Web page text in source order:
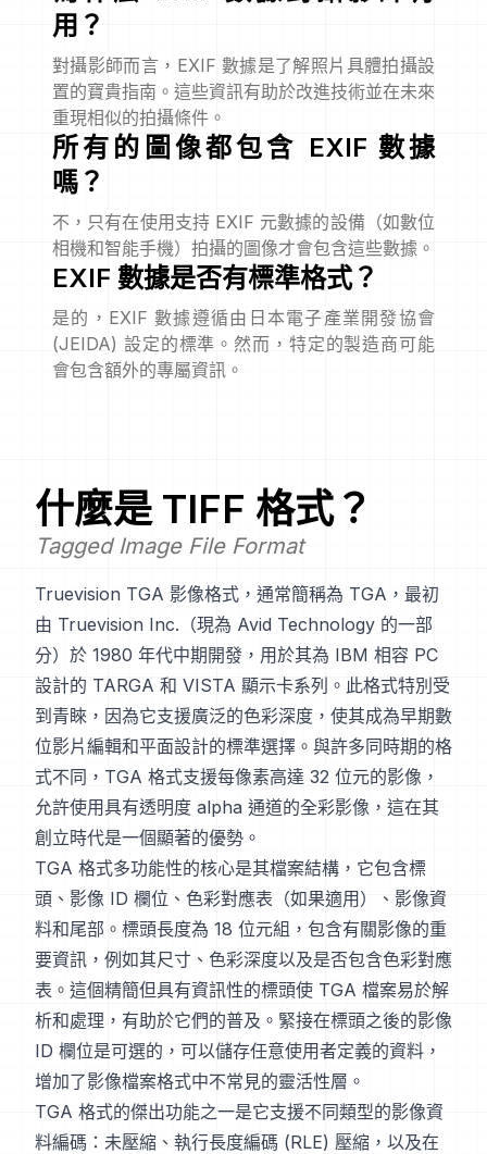
用？
對攝影師而言，EXIF 數據是了解照片具體拍攝設
置的寶貴指南。這些資訊有助於改進技術並在未來
重現相似的拍攝條件。
所有的圖像都包含 EXIF 數據
嗎？
不，只有在使用支持 EXIF 元數據的設備（如數位
相機和智能手機）拍攝的圖像才會包含這些數據。
EXIF 數據是否有標準格式？
是的，EXIF 數據遵循由日本電子產業開發協會
(JEIDA) 設定的標準。然而，特定的製造商可能
會包含額外的專屬資訊。
什麼是 TIFF 格式？
Tagged Image File Format
Truevision TGA 影像格式，通常簡稱為 TGA，最初
由 Truevision Inc.（現為 Avid Technology 的一部
分）於 1980 年代中期開發，用於其為 IBM 相容 PC
設計的 TARGA 和 VISTA 顯示卡系列。此格式特別受
到青睞，因為它支援廣泛的色彩深度，使其成為早期數
位影片編輯和平面設計的標準選擇。與許多同時期的格
式不同，TGA 格式支援每像素高達 32 位元的影像，
允許使用具有透明度 alpha 通道的全彩影像，這在其
創立時代是一個顯著的優勢。
TGA 格式多功能性的核心是其檔案結構，它包含標
頭、影像 ID 欄位、色彩對應表（如果適用）、影像資
料和尾部。標頭長度為 18 位元組，包含有關影像的重
要資訊，例如其尺寸、色彩深度以及是否包含色彩對應
表。這個精簡但具有資訊性的標頭使 TGA 檔案易於解
析和處理，有助於它們的普及。緊接在標頭之後的影像
ID 欄位是可選的，可以儲存任意使用者定義的資料，
增加了影像檔案格式中不常見的靈活性層。
TGA 格式的傑出功能之一是它支援不同類型的影像資
料編碼：未壓縮、執行長度編碼 (RLE) 壓縮，以及在